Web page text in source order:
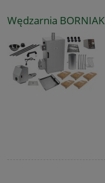
Wędzarnia